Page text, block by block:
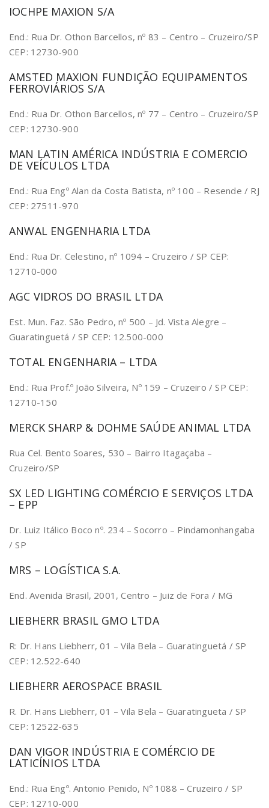
IOCHPE MAXION S/A
End.: Rua Dr. Othon Barcellos, nº 83 – Centro – Cruzeiro/SP
CEP: 12730-900
AMSTED MAXION FUNDIÇÃO EQUIPAMENTOS
FERROVIÁRIOS S/A
End.: Rua Dr. Othon Barcellos, nº 77 – Centro – Cruzeiro/SP
CEP: 12730-900
MAN LATIN AMÉRICA INDÚSTRIA E COMERCIO
DE VEÍCULOS LTDA
End.: Rua Engº Alan da Costa Batista, nº 100 – Resende / RJ
CEP: 27511-970
ANWAL ENGENHARIA LTDA
End.: Rua Dr. Celestino, nº 1094 – Cruzeiro / SP CEP:
12710-000
AGC VIDROS DO BRASIL LTDA
Est. Mun. Faz. São Pedro, nº 500 – Jd. Vista Alegre –
Guaratinguetá / SP CEP: 12.500-000
TOTAL ENGENHARIA – LTDA
End.: Rua Prof.º João Silveira, Nº 159 – Cruzeiro / SP CEP:
12710-150
MERCK SHARP & DOHME SAÚDE ANIMAL LTDA
Rua Cel. Bento Soares, 530 – Bairro Itagaçaba –
Cruzeiro/SP
SX LED LIGHTING COMÉRCIO E SERVIÇOS LTDA
– EPP
Dr. Luiz Itálico Boco nº. 234 – Socorro – Pindamonhangaba
/ SP
MRS – LOGÍSTICA S.A.
End. Avenida Brasil, 2001, Centro – Juiz de Fora / MG
LIEBHERR BRASIL GMO LTDA
R: Dr. Hans Liebherr, 01 – Vila Bela – Guaratinguetá / SP
CEP: 12.522-640
LIEBHERR AEROSPACE BRASIL
R. Dr. Hans Liebherr, 01 – Vila Bela – Guaratingueta / SP
CEP: 12522-635
DAN VIGOR INDÚSTRIA E COMÉRCIO DE
LATICÍNIOS LTDA
End.: Rua Engº. Antonio Penido, Nº 1088 – Cruzeiro / SP
CEP: 12710-000